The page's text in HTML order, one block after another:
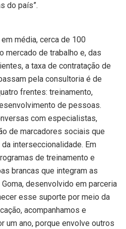
do país”.
média, cerca de 100
mercado de trabalho e, das
a taxa de contratação de
pela consultoria é de
frentes: treinamento,
de pessoas.
com especialistas,
de marcadores sociais que
interseccionalidade. Em
de treinamento e
brancas que integram as
desenvolvido em parceria
esse suporte por meio da
acompanhamos e
um ano, porque envolve outros